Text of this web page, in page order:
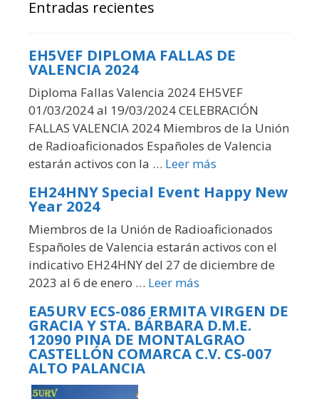
Entradas recientes
EH5VEF DIPLOMA FALLAS DE
VALENCIA 2024
Diploma Fallas Valencia 2024 EH5VEF
01/03/2024 al 19/03/2024 CELEBRACIÓN
FALLAS VALENCIA 2024 Miembros de la Unión
de Radioaficionados Españoles de Valencia
estarán activos con la … Leer más
EH24HNY Special Event Happy New
Year 2024
Miembros de la Unión de Radioaficionados
Españoles de Valencia estarán activos con el
indicativo EH24HNY del 27 de diciembre de
2023 al 6 de enero … Leer más
EA5URV ECS-086 ERMITA VIRGEN DE
GRACIA Y STA. BÁRBARA D.M.E.
12090 PINA DE MONTALGRAO
CASTELLÓN COMARCA C.V. CS-007
ALTO PALANCIA